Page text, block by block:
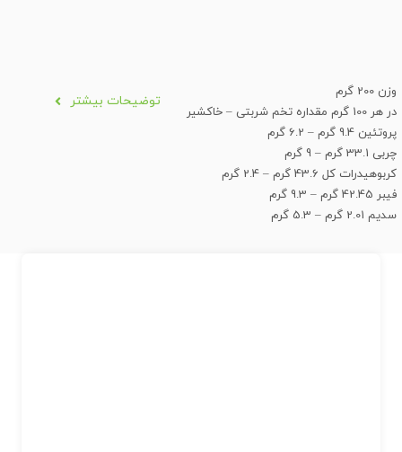
وزن 200 گرم
در هر 100 گرم مقداره تخم شربتی – خاکشیر
پروتئین 9.4 گرم – 6.2 گرم
چربی 33.1 گرم – 9 گرم
کربوهیدرات کل 43.6 گرم – 2.4 گرم
فیبر 42.45 گرم – 9.3 گرم
سدیم 2.01 گرم – 5.3 گرم
توضیحات بیشتر